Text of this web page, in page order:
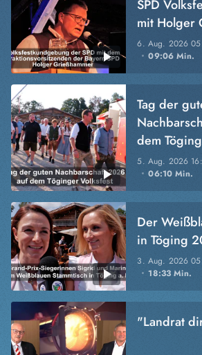
6. Aug. 2026
09:06 Min.
SPD
mit Holger
5. Aug. 2026
06:10 Min.
Tag der
dem
3. Aug. 2026
18:33 Min.
Der
in Töging
"Landrat